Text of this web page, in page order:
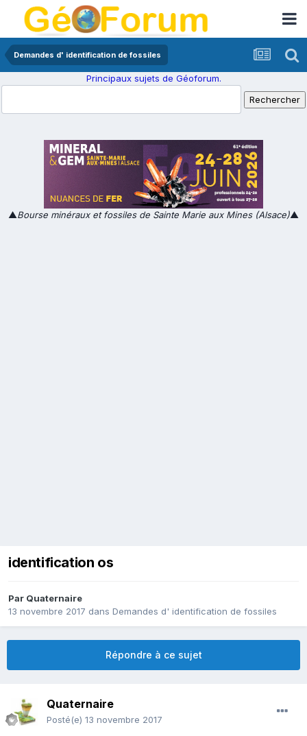
Demandes d' identification de fossiles
Principaux sujets de Géoforum.
▲Bourse minéraux et fossiles de Sainte Marie aux Mines (Alsace)▲
identification os
Par Quaternaire
13 novembre 2017 dans Demandes d' identification de fossiles
Répondre à ce sujet
Quaternaire
Posté(e) 13 novembre 2017